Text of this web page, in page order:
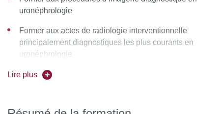
uronéphrologie
Former aux actes de radiologie interventionnelle
principalement diagnostiques les plus courants en
uronéphrologie
Former aux techniques d’imagerie fonctionnelle
Lire plus